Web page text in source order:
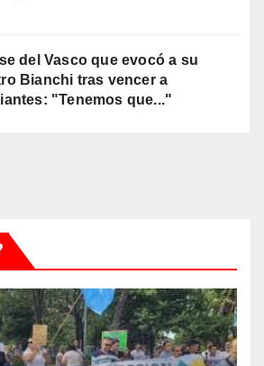
del Vasco que evocó a su
Bianchi tras vencer a
"Tenemos que..."